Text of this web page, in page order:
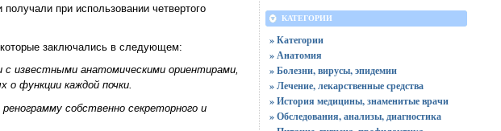
при использовании четвертого
которые заключались в следующем:
известными анатомическими ориентирами,
о функции каждой почки.
собственно секреторного и
КАТЕГОРИИ
» Категории
» Анатомия
» Болезни, вирусы, эпидемии
» Лечение, лекарственные средства
» История медицины, знаменитые врачи
» Обследования, анализы, диагностика